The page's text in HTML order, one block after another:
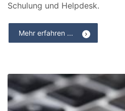
Schulung und Helpdesk.
Mehr erfahren ...